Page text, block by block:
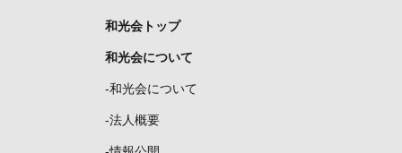
和光会トップ
和光会について
-和光会について
-法人概要